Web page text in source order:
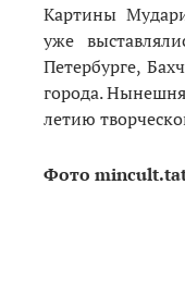
Картины
уже
Петербурге,
города.
летию
Фото